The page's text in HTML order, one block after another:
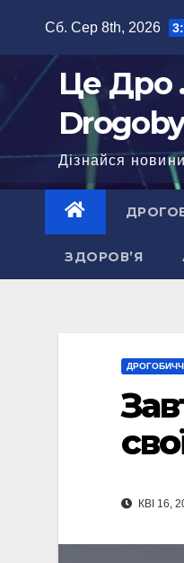
Сб. Сер 8th, 2026
Це Дро
Дізнайся
ЗДОРОВ’Я
КВІ 16,